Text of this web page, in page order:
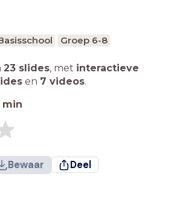
Groep 6-8
23 slides, met interactieve
en 7 videos.
min
Bewaar Deel